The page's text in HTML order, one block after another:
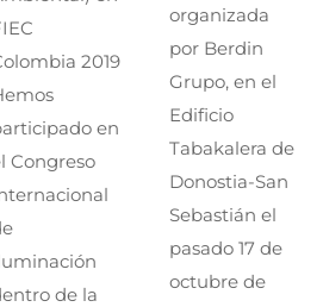
2019
en
Congreso
de la
organizada
por Berdin
Grupo, en el
Edificio
Tabakalera de
Donostia-San
Sebastián el
pasado 17 de
octubre de